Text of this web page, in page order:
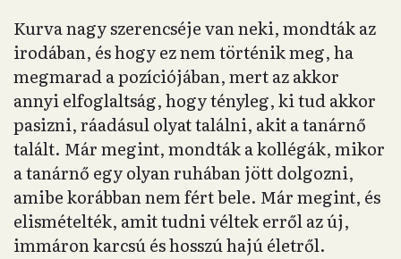
Kurva nagy szerencséje van neki, mondták az
irodában, és hogy ez nem történik meg, ha
megmarad a pozíciójában, mert az akkor
annyi elfoglaltság, hogy tényleg, ki tud akkor
pasizni, ráadásul olyat találni, akit a tanárnő
talált. Már megint, mondták a kollégák, mikor
a tanárnő egy olyan ruhában jött dolgozni,
amibe korábban nem fért bele. Már megint, és
elismételték, amit tudni véltek erről az új,
immáron karcsú és hosszú hajú életről.